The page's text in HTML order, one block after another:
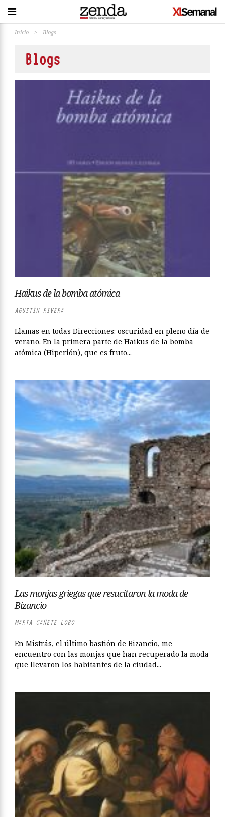
Inicio > Blogs
Blogs
Haikus de la bomba atómica
AGUSTÍN RIVERA
Llamas en todas Direcciones: oscuridad en pleno día de
verano. En la primera parte de Haikus de la bomba
atómica (Hiperión), que es fruto...
Las monjas griegas que resucitaron la moda de
Bizancio
MARTA CAÑETE LOBO
En Mistrás, el último bastión de Bizancio, me
encuentro con las monjas que han recuperado la moda
que llevaron los habitantes de la ciudad...